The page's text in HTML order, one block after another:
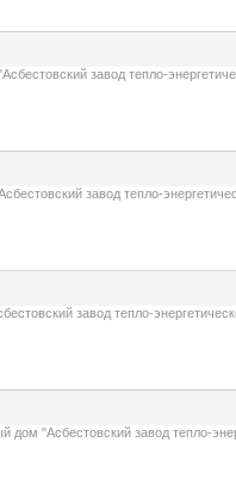
завод тепло-
завод тепло-
завод тепло-
"Асбестовский завод тепло-